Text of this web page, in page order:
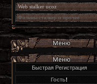
Web stalker ucoz
Фильмы сталкер и прочее
Быстрая Регистрация
Гость!